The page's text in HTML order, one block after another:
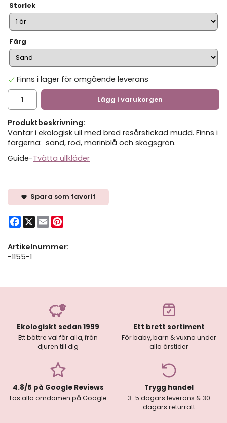
Spara som favorit
Facebook
X Email
Artikelnummer:
-1155-1
Storlek
Färg
Finns i lager för omgående leverans
Lägg i varukorgen
Produktbeskrivning:
Vantar i ekologisk ull med bred resårstickad mudd. Finns i
färgerna: sand, röd, marinblå och skogsgrön.
Guide-Tvätta ullkläder
Ekologiskt sedan 1999
Ett bättre val för alla, från
djuren till dig
Ett brett sortiment
För baby, barn & vuxna under
alla årstider
4.8/5 på Google Reviews
Läs alla omdömen på Google
Trygg handel
3-5 dagars leverans & 30
dagars returrätt